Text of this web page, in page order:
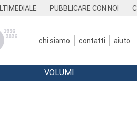
PUBBLICARE CON NOI
chi siamo contatti aiuto
VOLUMI